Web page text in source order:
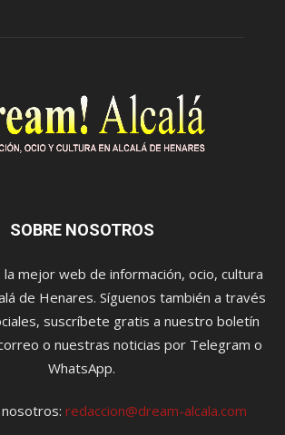
SOBRE NOSOTROS
la mejor web de información, ocio, cultura
de Henares. Síguenos también a través
suscríbete gratis a nuestro boletín
o nuestras noticias por Telegram o
WhatsApp.
redaccion@dream-alcala.com